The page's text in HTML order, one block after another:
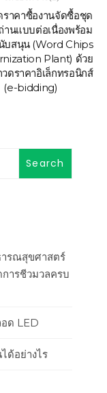
ราคาซื้องานจัดซื้อชุด
ถ่านแบบต่อเนื่องพร้อม
บสนุน (Word Chips
Plant) ด้วย
ดราคาอิเล็กทรอนิกส์
(e-bidding)
รณสุขศาสตร์
ารชีวมวลครบ
ด LED
ด้อย่างไร